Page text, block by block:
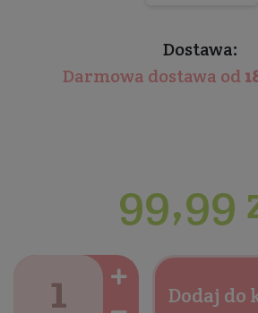
Dostawa:
Darmowa dostawa od
99,99
Dodaj do